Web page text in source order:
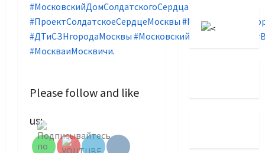
#МосковскийДомСолдатскогоСердца
#ПроектСолдатскоеСердцеМосквы
#ДТиСЗНгородаМосквы
#МоскваиМосквичи.
Please follow and like
us:Channel ID